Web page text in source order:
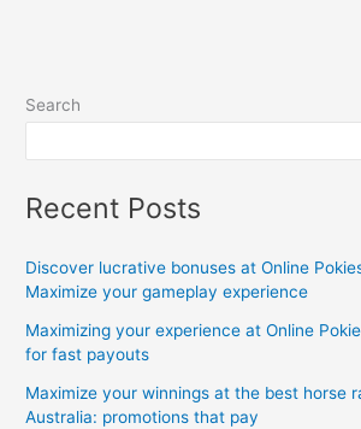
Search
Recent Posts
Discover lucrative bonuses at Online
Maximize your gameplay experience
Maximizing your experience at Online
for fast payouts
Maximize your winnings at the best horse
Australia: promotions that pay